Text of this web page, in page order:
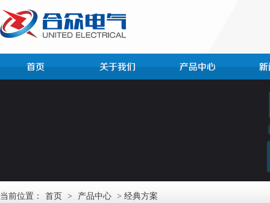
当前位置： 首页 > 产品中心 > 经典方案